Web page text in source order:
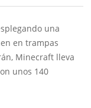
una
en trampas
Minecraft lleva
unos 140